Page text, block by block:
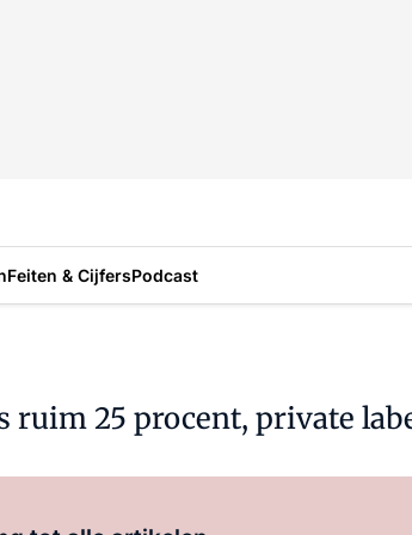
Feiten & CijfersPodcast
ruim 25 procent, private